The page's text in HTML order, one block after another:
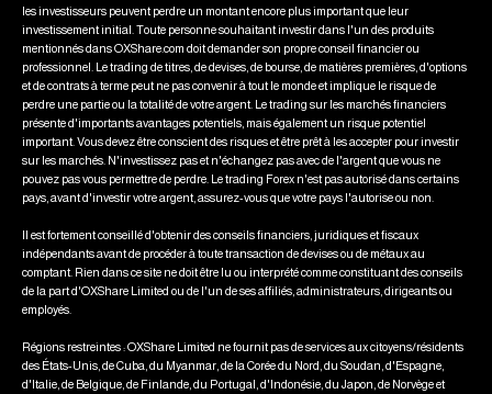
les investisseurs peuvent perdre un montant encore plus important que leur
investissement initial. Toute personne souhaitant investir dans l'un des produits
mentionnés dans OXShare.com doit demander son propre conseil financier ou
professionnel. Le trading de titres, de devises, de bourse, de matières premières, d'options
et de contrats à terme peut ne pas convenir à tout le monde et implique le risque de
perdre une partie ou la totalité de votre argent. Le trading sur les marchés financiers
présente d'importants avantages potentiels, mais également un risque potentiel
important. Vous devez être conscient des risques et être prêt à les accepter pour investir
sur les marchés. N'investissez pas et n'échangez pas avec de l'argent que vous ne
pouvez pas vous permettre de perdre. Le trading Forex n'est pas autorisé dans certains
pays, avant d'investir votre argent, assurez-vous que votre pays l'autorise ou non.
Il est fortement conseillé d'obtenir des conseils financiers, juridiques et fiscaux
indépendants avant de procéder à toute transaction de devises ou de métaux au
comptant. Rien dans ce site ne doit être lu ou interprété comme constituant des conseils
de la part d'OXShare Limited ou de l'un de ses affiliés, administrateurs, dirigeants ou
employés.
Régions restreintes : OXShare Limited ne fournit pas de services aux citoyens/résidents
des États-Unis, de Cuba, du Myanmar, de la Corée du Nord, du Soudan, d'Espagne,
d'Italie, de Belgique, de Finlande, du Portugal, d'Indonésie, du Japon, de Norvège et